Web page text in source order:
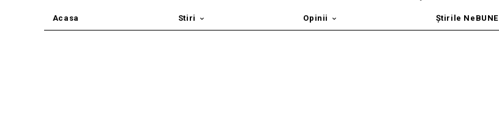
Acasa Stiri Opinii Știrile NeBUNE